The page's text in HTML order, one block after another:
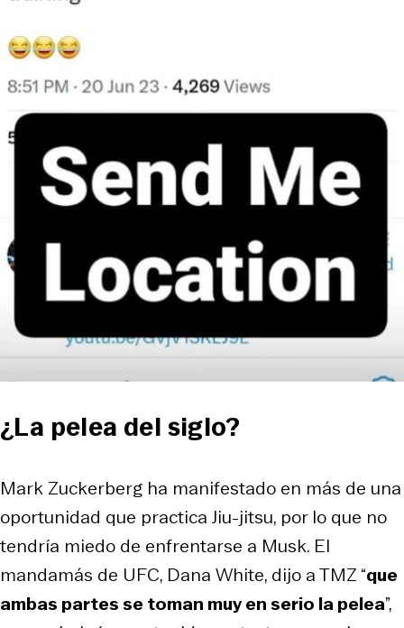
¿La pelea del siglo?
Mark Zuckerberg ha manifestado en más de una
oportunidad que practica Jiu-jitsu, por lo que no
tendría miedo de enfrentarse a Musk. El
mandamás de UFC, Dana White, dijo a TMZ “que
ambas partes se toman muy en serio la pelea”,